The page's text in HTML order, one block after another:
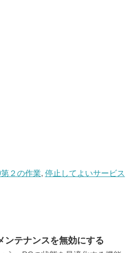
２の作業, 停止してよいサービス
テナンスを無効にする